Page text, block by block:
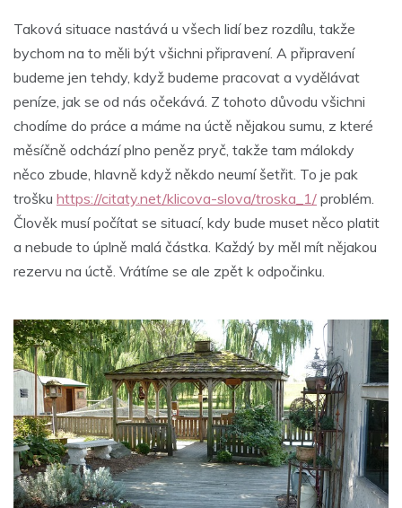
Taková situace nastává u všech lidí bez rozdílu, takže
bychom na to měli být všichni připravení. A připravení
budeme jen tehdy, když budeme pracovat a vydělávat
peníze, jak se od nás očekává. Z tohoto důvodu všichni
chodíme do práce a máme na úctě nějakou sumu, z které
měsíčně odchází plno peněz pryč, takže tam málokdy
něco zbude, hlavně když někdo neumí šetřit. To je pak
trošku https://citaty.net/klicova-slova/troska_1/ problém.
Člověk musí počítat se situací, kdy bude muset něco platit
a nebude to úplně malá částka. Každý by měl mít nějakou
rezervu na úctě. Vrátíme se ale zpět k odpočinku.